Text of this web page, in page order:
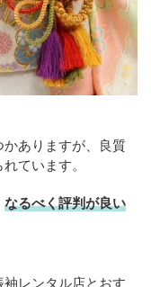
ありますが、良質
ています。
なるべく評判が良い
レンタル店とおす